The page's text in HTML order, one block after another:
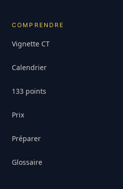
COMPRENDRE
Vignette CT
Calendrier
133 points
Prix
Préparer
Glossaire